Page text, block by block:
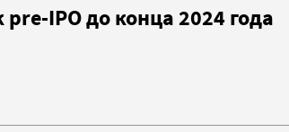
IPO до конца 2024 года